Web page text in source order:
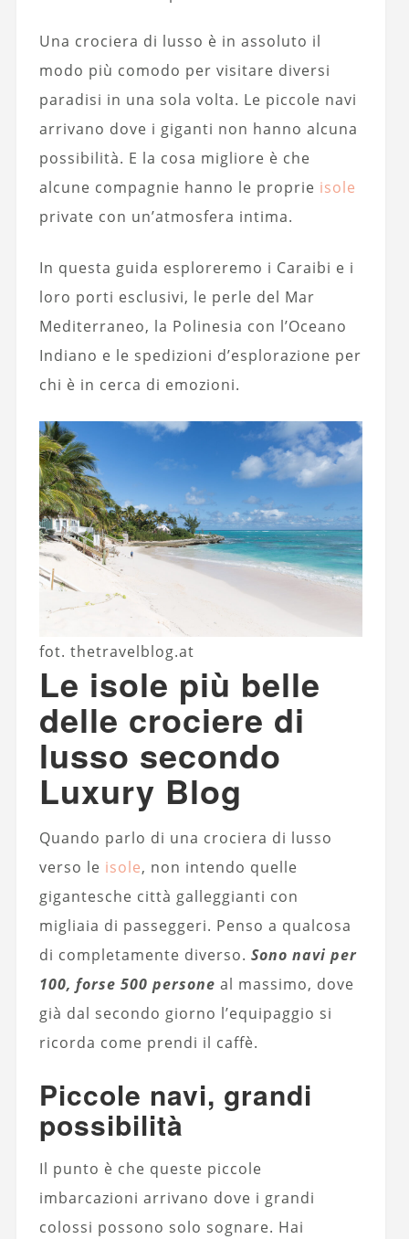
Una crociera di lusso è in assoluto il
modo più comodo per visitare diversi
paradisi in una sola volta. Le piccole navi
arrivano dove i giganti non hanno alcuna
possibilità. E la cosa migliore è che
alcune compagnie hanno le proprie isole
private con un’atmosfera intima.
In questa guida esploreremo i Caraibi e i
loro porti esclusivi, le perle del Mar
Mediterraneo, la Polinesia con l’Oceano
Indiano e le spedizioni d’esplorazione per
chi è in cerca di emozioni.
fot. thetravelblog.at
Le isole più belle
delle crociere di
lusso secondo
Luxury Blog
Quando parlo di una crociera di lusso
verso le isole, non intendo quelle
gigantesche città galleggianti con
migliaia di passeggeri. Penso a qualcosa
di completamente diverso. Sono navi per
100, forse 500 persone al massimo, dove
già dal secondo giorno l’equipaggio si
ricorda come prendi il caffè.
Piccole navi, grandi
possibilità
Il punto è che queste piccole
imbarcazioni arrivano dove i grandi
colossi possono solo sognare. Hai